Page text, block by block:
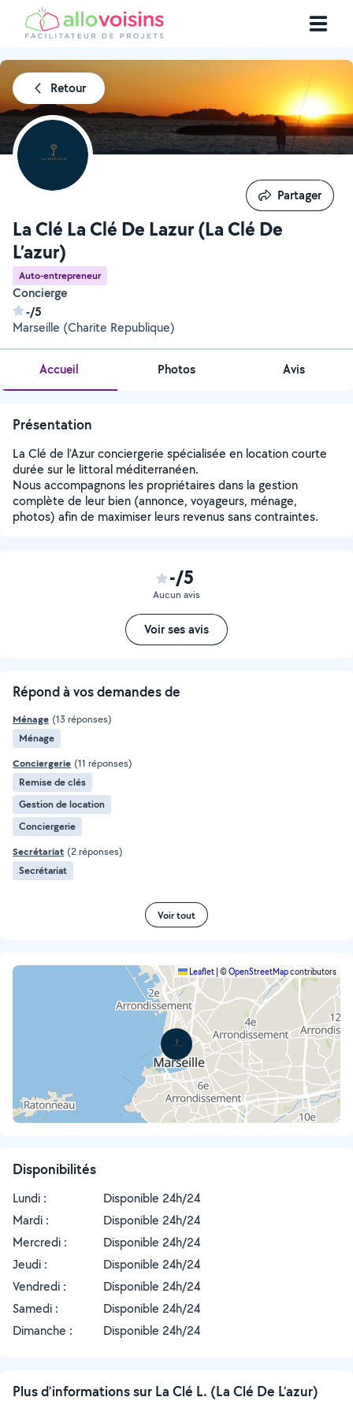
Retour
La Clé La Clé De Lazur (La Clé De
L’azur)
Auto-entrepreneur
Concierge
-/5
Marseille (Charite Republique)
Partager
Partager
Accueil Photos Avis
Présentation
La Clé de l'Azur conciergerie spécialisée en location courte
durée sur le littoral méditerranéen.
Nous accompagnons les propriétaires dans la gestion
complète de leur bien (annonce, voyageurs, ménage,
photos) afin de maximiser leurs revenus sans contraintes.
-/5
Aucun avis
Voir ses avis
Répond à vos demandes de
Ménage (13 réponses)
Ménage
Conciergerie (11 réponses)
Remise de clés
Gestion de location
Conciergerie
Secrétariat (2 réponses)
Secrétariat
Voir tout
Leaflet ©OpenStreetMapcontributors
Disponibilités
Lundi :
Disponible 24h/24
Mardi :
Disponible 24h/24
Mercredi :
Disponible 24h/24
Jeudi :
Disponible 24h/24
Vendredi :
Disponible 24h/24
Samedi :
Disponible 24h/24
Dimanche :
Disponible 24h/24
Plus d’informations sur La Clé L. (La Clé De L’azur)